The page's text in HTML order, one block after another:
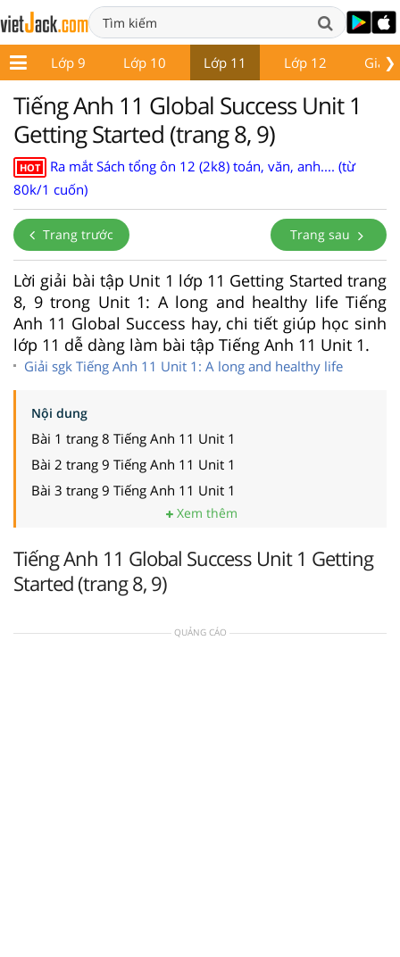
❯
8 Lớp 9 Lớp 10 Lớp 11 Lớp 12 Giáo
Tiếng Anh 11 Global Success Unit 1
Getting Started (trang 8, 9)
HOT
Ra mắt Sách tổng ôn 12 (2k8) toán, văn, anh.... (từ
80k/1 cuốn)
Trang trước Trang sau
Lời giải bài tập Unit 1 lớp 11 Getting Started trang
8, 9 trong Unit 1: A long and healthy life Tiếng
Anh 11 Global Success hay, chi tiết giúp học sinh
lớp 11 dễ dàng làm bài tập Tiếng Anh 11 Unit 1.
Giải sgk Tiếng Anh 11 Unit 1: A long and healthy life
Nội dung
Bài 1 trang 8 Tiếng Anh 11 Unit 1
Bài 2 trang 9 Tiếng Anh 11 Unit 1
Bài 3 trang 9 Tiếng Anh 11 Unit 1
Xem thêm
Tiếng Anh 11 Global Success Unit 1 Getting
Started (trang 8, 9)
QUẢNG CÁO